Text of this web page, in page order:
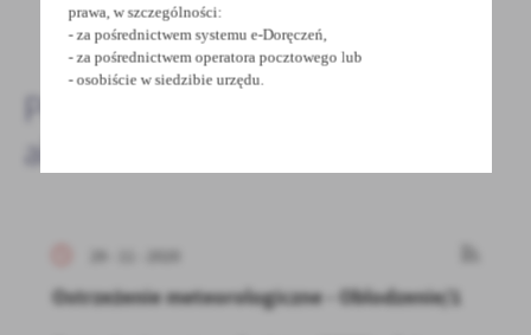
DODAJ KOMENTARZ
Pozostałe
aktualności
Ostrzeżenie meteorologiczne - Oblodzenie/1
prawa, w szczególności:
- za pośrednictwem systemu e-Doręczeń,
- za pośrednictwem operatora pocztowego lub
- osobiście w siedzibie urzędu.